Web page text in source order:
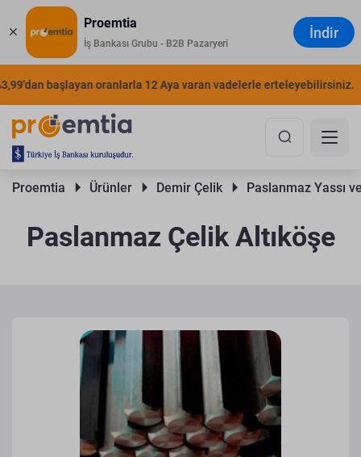
Proemtia
İş Bankası Grubu - B2B Pazaryeri
İndir
başlayan oranlarla 12 Aya varan vadelerle erteleyebilirsiniz.
Proemtia Ürünler Demir Çelik Paslanmaz Yassı
Paslanmaz Çelik Altıköşe